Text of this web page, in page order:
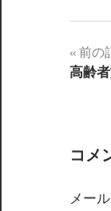
投
稿
ビ
前の
高齢
コメ
メー